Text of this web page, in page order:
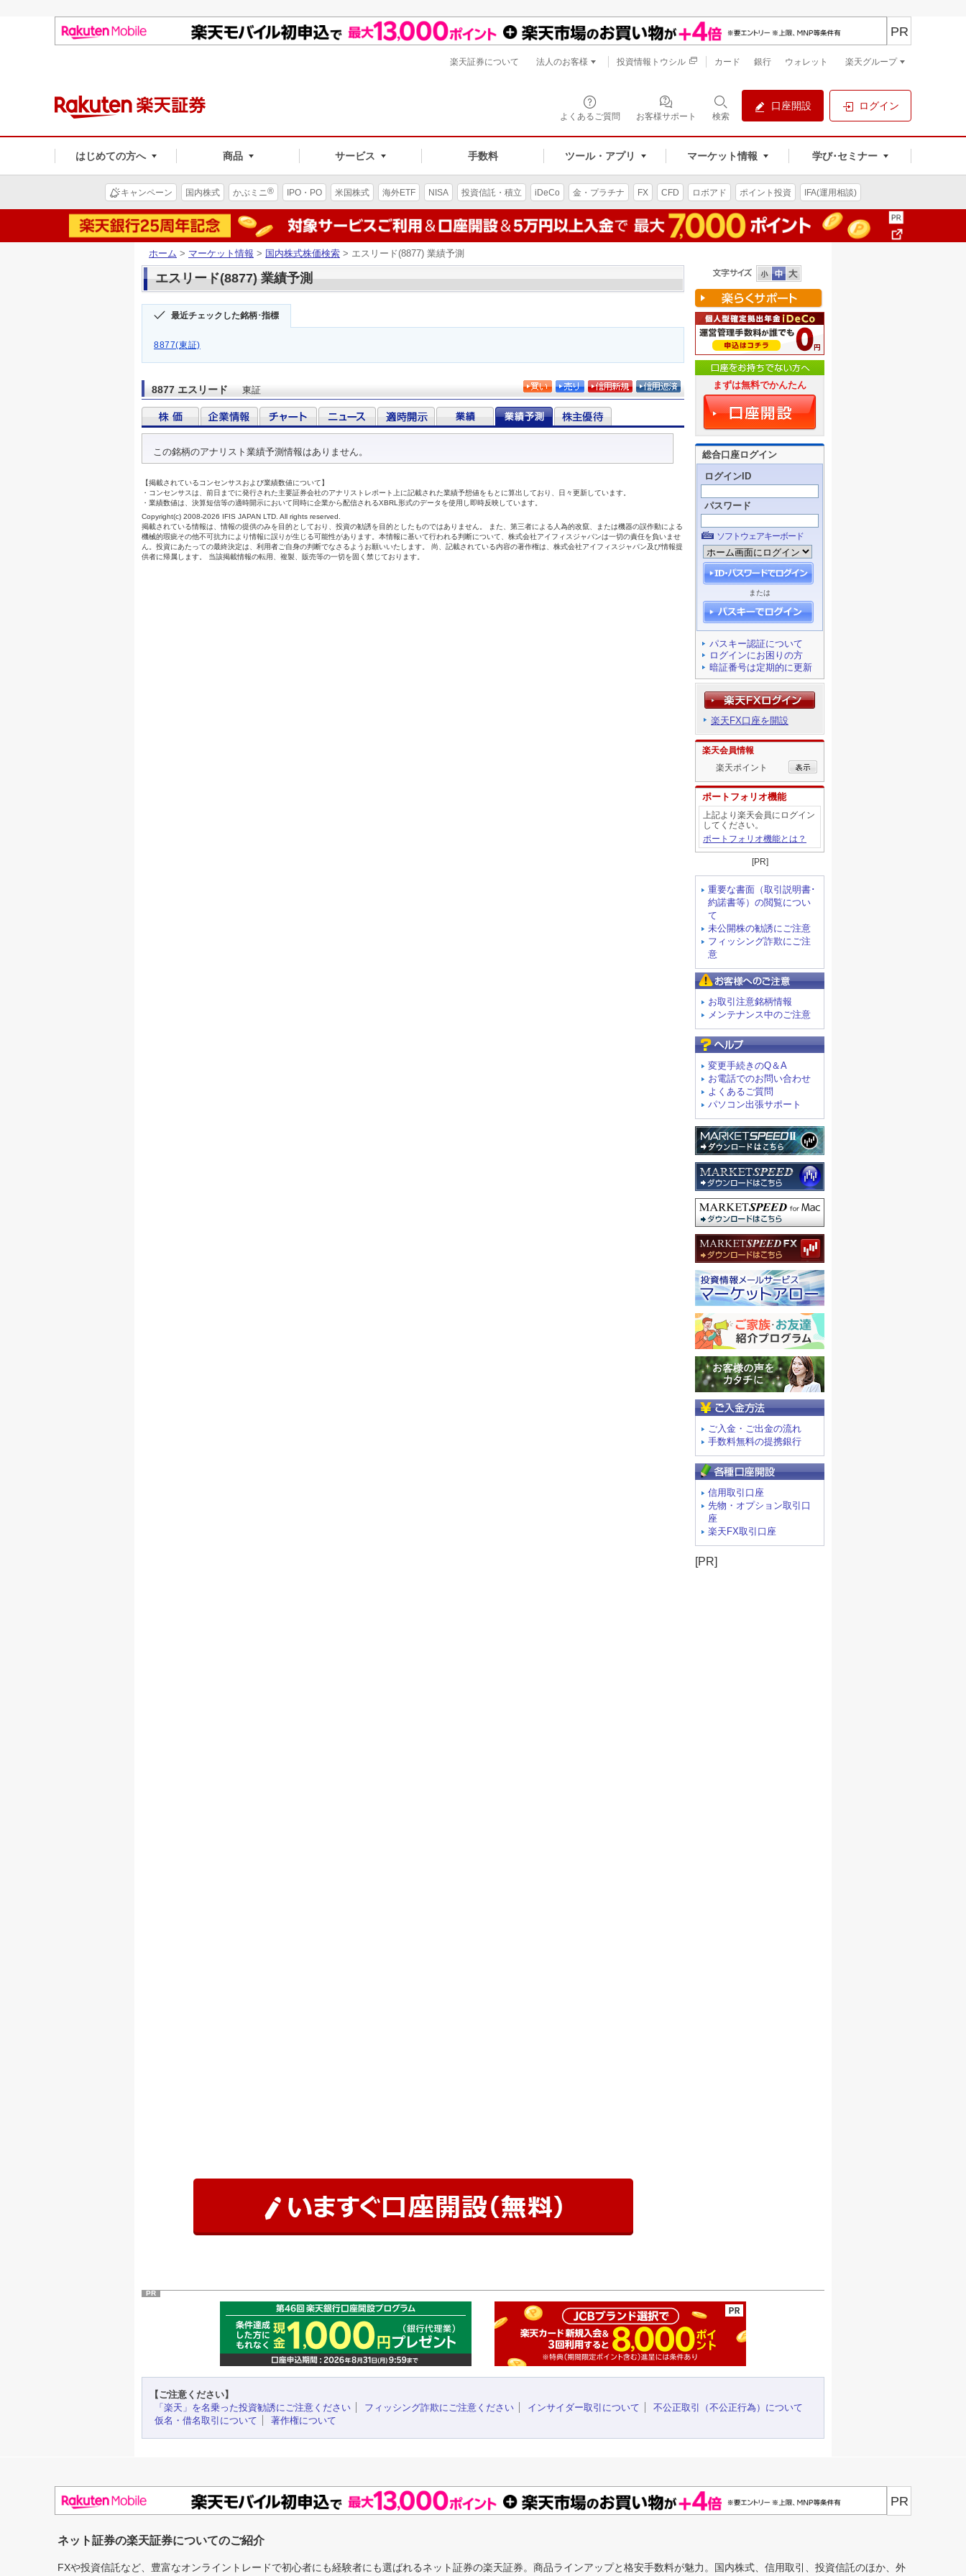
よくあるご質問 お客様サポート 検索
口座開設 ログイン
はじめての方へ 商品 サービス 手数料 ツール・アプリ マーケット情報 学び･セミナー
PR
楽天証券について 法人のお客様 投資情報トウシル カード 銀行 ウォレット 楽天グループ
キャンペーン 国内株式 かぶミニ® IPO・PO 米国株式 海外ETF NISA 投資信託・積立 iDeCo 金・プラチナ FX CFD ロボアド ポイント投資 IFA(運用相談)
ホーム > マーケット情報 > 国内株式株価検索 > エスリード(8877) 業績予測
エスリード(8877) 業績予測
最近チェックした銘柄･指標
8877(東証)
8877 エスリード 東証 まずは無料でかんたん
総合口座ログイン
ログインID
パスワード
ソフトウェアキーボード
または
パスキー認証について
ログインにお困りの方
暗証番号は定期的に更新
楽天FX口座を開設
楽天会員情報
楽天ポイント
ポートフォリオ機能
上記より楽天会員にログイン
してください。
ポートフォリオ機能とは？
[PR]
重要な書面（取引説明書･
約諾書等）の閲覧につい
て
未公開株の勧誘にご注意
フィッシング詐欺にご注
意
お取引注意銘柄情報
メンテナンス中のご注意
変更手続きのQ＆A
お電話でのお問い合わせ
よくあるご質問
パソコン出張サポート
ご入金・ご出金の流れ
手数料無料の提携銀行
信用取引口座
先物・オプション取引口
座
楽天FX取引口座
[PR]
PR
【ご注意ください】
「楽天」を名乗った投資勧誘にご注意ください
フィッシング詐欺にご注意ください インサイダー取引について
不公正取引（不公正行為）について
仮名・借名取引について
著作権について
PR
ネット証券の楽天証券についてのご紹介
FXや投資信託など、豊富なオンライントレードで初心者にも経験者にも選ばれるネット証券の楽天証券。商品ラインアップと格安手数料が魅力。国内株式、信用取引、投資信託のほか、外